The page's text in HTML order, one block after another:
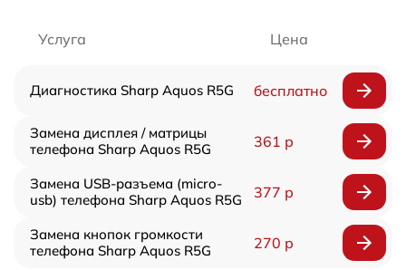
Услуга Цена
Диагностика Sharp Aquos R5G бесплатно
Замена дисплея / матрицы
телефона Sharp Aquos R5G
361 р
Замена USB-разъема (micro-
usb) телефона Sharp Aquos R5G
377 р
Замена кнопок громкости
телефона Sharp Aquos R5G
270 р